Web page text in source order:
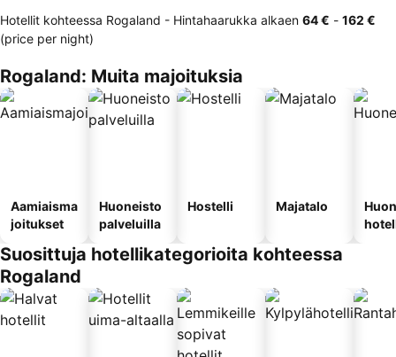
Hotellit kohteessa Rogaland - Hintahaarukka alkaen ‎64 € - ‎162 €
(price per night)
Rogaland: Muita majoituksia
Aamiaisma
joitukset
Huoneisto
palveluilla
Hostelli Majatalo
Suosittuja hotellikategorioita kohteessa
Rogaland